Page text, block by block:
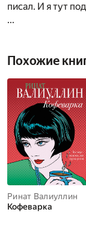
писал. И я тут
...
Похожие
Ринат Валиуллин
Кофеварка